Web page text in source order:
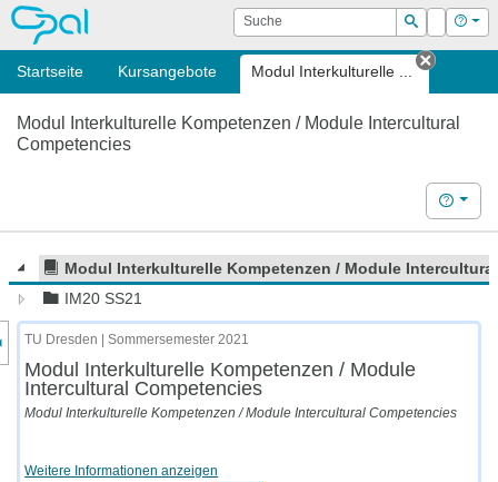
OPAL Suche
Suchen
Login Hilfe
Startseite Kursangebote Modul Interkulturelle ...
Tab
Modul Interkulturelle Kompetenzen / Module Intercultural
Competencies
Hilfe
Modul Interkulturelle Kompetenzen / Module
IM20 SS21
des Kursmenüs
TU Dresden | Sommersemester 2021
Modul Interkulturelle Kompetenzen / Module
Intercultural Competencies
Modul Interkulturelle Kompetenzen / Module Intercultural Competencies
Weitere Informationen anzeigen